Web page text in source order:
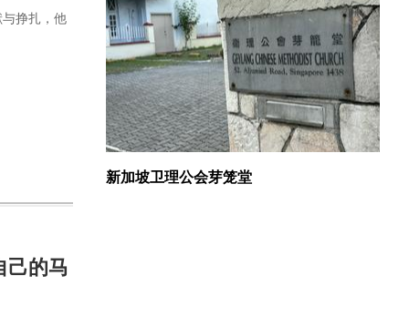
挣扎，他
己的马
新加坡卫理公会芽笼堂